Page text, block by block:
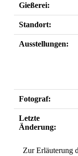
Gießerei:
Standort:
Ausstellungen:
Fotograf:
Letzte
Änderung:
Zur Erläuterung